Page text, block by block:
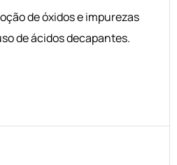
de óxidos e impurezas
de ácidos decapantes.